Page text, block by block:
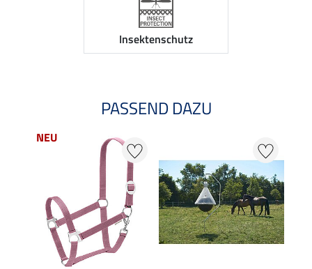
Insektenschutz
PASSEND DAZU
NEU